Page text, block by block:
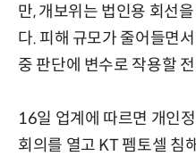
만, 개보위는 법인용 회선
다. 피해 규모가 줄어들면
중 판단에 변수로 작용할
16일 업계에 따르면 개인
회의를 열고 KT 펨토셀 침